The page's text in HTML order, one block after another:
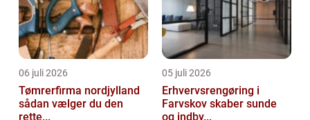
06 juli 2026
Tømrerfirma nordjylland
sådan vælger du den
rette...
05 juli 2026
Erhvervsrengøring i
Farvskov skaber sunde
og indby...